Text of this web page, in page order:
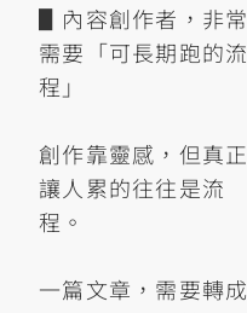
▋內容創作者，非常
需要「可長期跑的流
程」
創作靠靈感，但真正
讓人累的往往是流
程。
一篇文章，需要轉成